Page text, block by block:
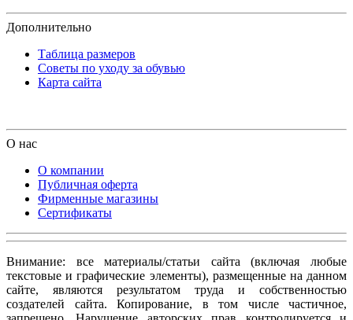
Дополнительно
Таблица размеров
Советы по уходу за обувью
Карта сайта
О нас
О компании
Публичная оферта
Фирменные магазины
Сертификаты
Внимание: все материалы/статьи сайта (включая любые
текстовые и графические элементы), размещенные на данном
сайте, являются результатом труда и собственностью
создателей сайта. Копирование, в том числе частичное,